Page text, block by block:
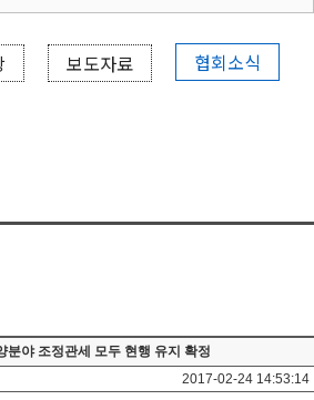
보도자료 협회소식
분야 조정관세 모두 현행 유지 확정
2017-02-24 14:53:14